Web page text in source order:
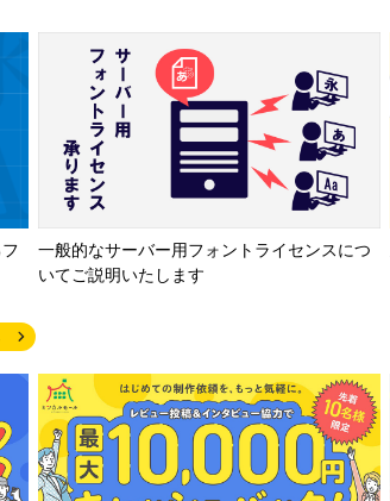
一般的なサーバー用フォントライセンスにつ
いてご説明いたします